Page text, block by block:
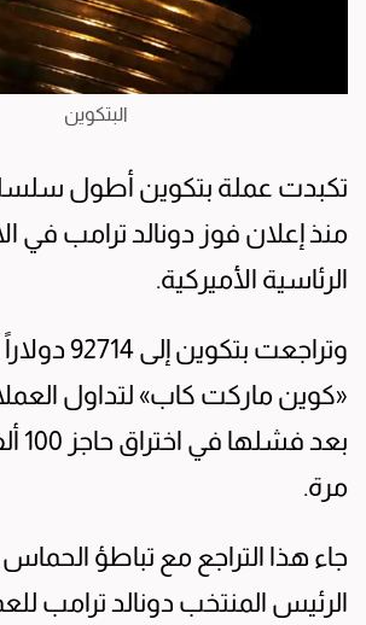
البتكوين
تكبدت عملة بتكوين أطول
منذ إعلان فوز دونالد ترامب في
الرئاسية الأميركية.
وتراجعت
«كوين ماركت كاب» لتداول
بعد
مرة.
جاء هذا التراجع مع تباطؤ
الرئيس المنتخب دونالد ترامب